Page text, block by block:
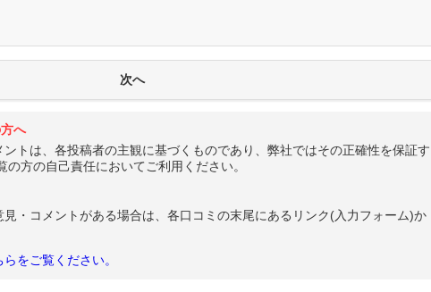
へ
トは、各投稿者の主観に基づくものであり、弊社ではその正確性を保証す
方の自己責任においてご利用ください。
・コメントがある場合は、各口コミの末尾にあるリンク(入力フォーム)か
をご覧ください。